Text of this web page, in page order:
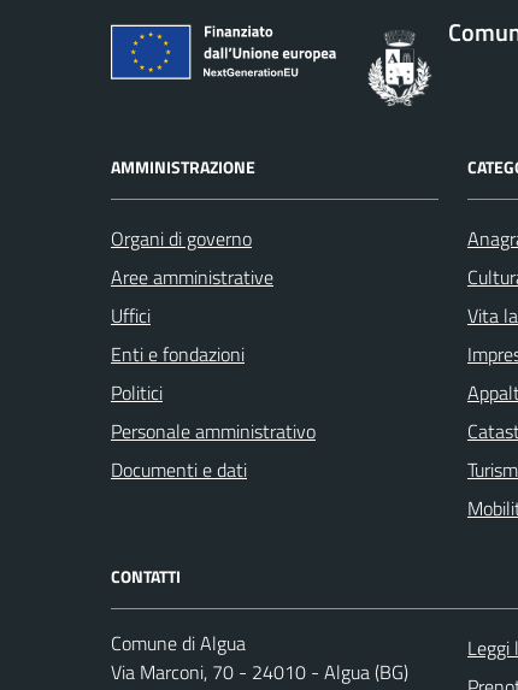
AMMINISTRAZIONE
Organi di governo
Aree amministrative
Uffici
Enti e fondazioni
Politici
Personale amministrativo
Documenti e dati
Vita
CONTATTI
Comune di Algua
Via Marconi, 70 - 24010 - Algua (BG)
Leggi